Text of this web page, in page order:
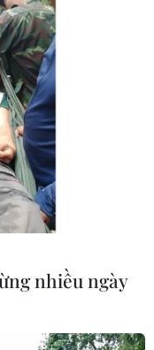
ítnhiều ngày